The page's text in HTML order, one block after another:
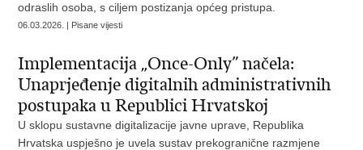
odraslih osoba, s ciljem postizanja općeg pristupa.
06.03.2026. | Pisane vijesti
Implementacija „Once-Only” načela:
Unaprjeđenje digitalnih administrativnih
postupaka u Republici Hrvatskoj
U sklopu sustavne digitalizacije javne uprave, Republika
Hrvatska uspješno je uvela sustav prekogranične razmjene